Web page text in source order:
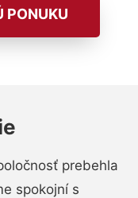
PONUKU
prebehla
spokojní s